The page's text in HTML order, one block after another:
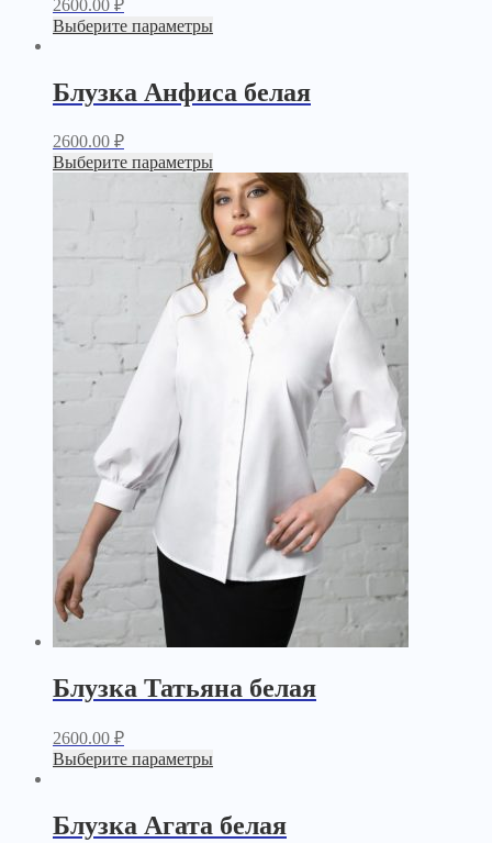
2600.00 ₽
Выберите параметры
Блузка Анфиса белая
2600.00 ₽
Выберите параметры
Блузка Татьяна белая
2600.00 ₽
Выберите параметры
Блузка Агата белая